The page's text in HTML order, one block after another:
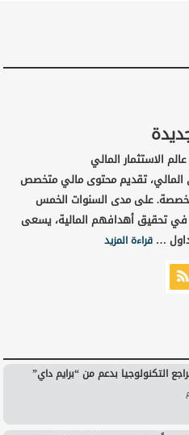
الاستثمار المالي
المالي، تقديم محتوى مالي متخصص
المخصصة. على مدى السنوات الخمس
في تحقيق أهدافهم المالية، يسعى
…قراءة المزيد
التكنولوجيا بدعم من “برايم داي”